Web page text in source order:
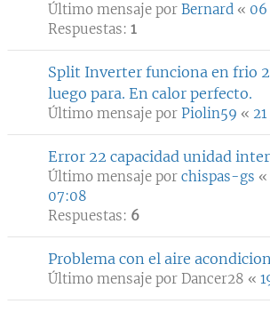
Último mensaje por Bernard « 06
Respuestas: 1
Split Inverter funciona en frio
luego para. En calor perfecto.
Último mensaje por Piolin59 «
Error 22 capacidad unidad
Último mensaje por chispas-gs «
07:08
Respuestas: 6
Problema con el aire
Último mensaje por Dancer28 «